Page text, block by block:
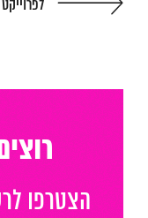
המגזין
יצירת
הצטרפו